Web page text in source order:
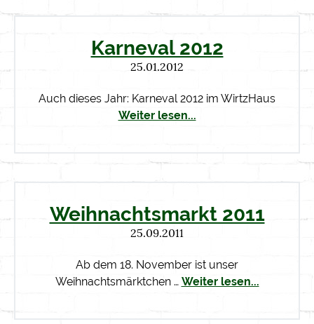
Karneval 2012
25.01.2012
Auch dieses Jahr: Karneval 2012 im WirtzHaus
Weiter lesen...
Weihnachtsmarkt 2011
25.09.2011
Ab dem 18. November ist unser
Weihnachtsmärktchen … Weiter lesen...